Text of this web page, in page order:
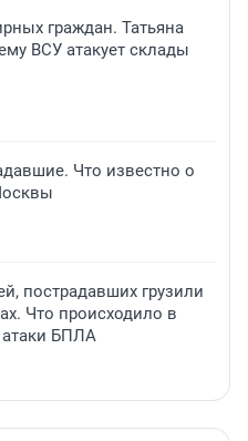
граждан. Татьяна
ВСУ атакует склады
Что известно о
пострадавших грузили
Что происходило в
атаки БПЛА